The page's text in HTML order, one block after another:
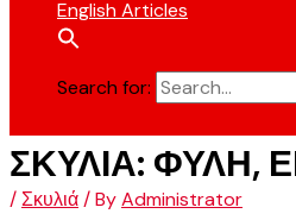
English Articles
Search for:
ΣΚΥΛΙΑ: ΦΥΛΗ,
/Σκυλιά/ ByAdministrator